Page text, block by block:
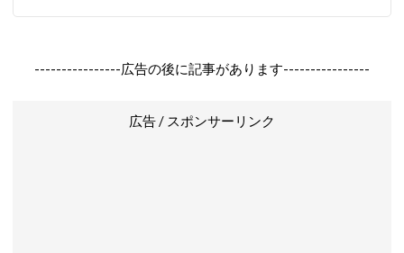
----------------広告の後に記事があります----------------
広告 / スポンサーリンク